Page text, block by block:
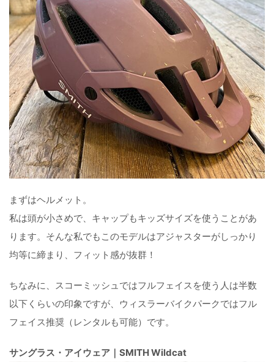
まずはヘルメット。
私は頭が小さめで、キャップもキッズサイズを使うことがあ
ります。そんな私でもこのモデルはアジャスターがしっかり
均等に締まり、フィット感が抜群！
ちなみに、スコーミッシュではフルフェイスを使う人は半数
以下くらいの印象ですが、ウィスラーバイクパークではフル
フェイス推奨（レンタルも可能）です。
サングラス・アイウェア｜SMITH Wildcat